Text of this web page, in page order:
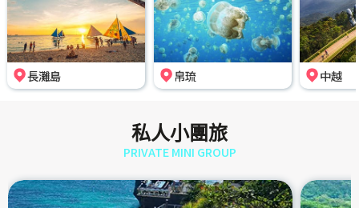
長灘島 帛琉 中越
私人小團旅
PRIVATE MINI GROUP